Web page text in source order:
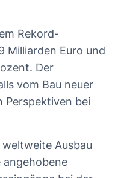
Rekord-
Milliarden Euro und
Der
vom Bau neuer
Perspektiven bei
Ausbau
angehobene